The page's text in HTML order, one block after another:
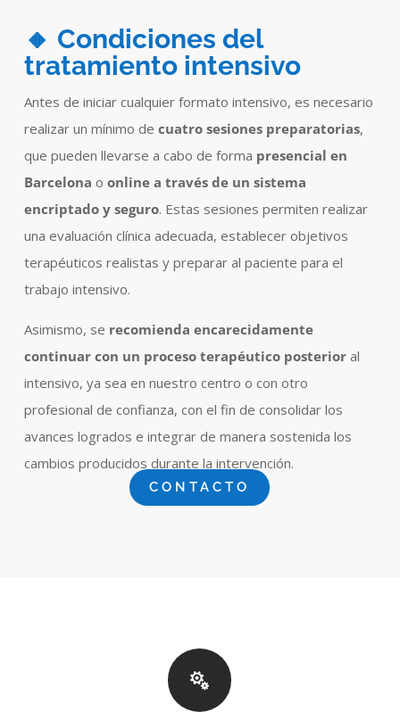
🔸 Condiciones del
tratamiento intensivo
Antes de iniciar cualquier formato intensivo, es necesario
realizar un mínimo de cuatro sesiones preparatorias,
que pueden llevarse a cabo de forma presencial en
Barcelona o online a través de un sistema
encriptado y seguro. Estas sesiones permiten realizar
una evaluación clínica adecuada, establecer objetivos
terapéuticos realistas y preparar al paciente para el
trabajo intensivo.
Asimismo, se recomienda encarecidamente
continuar con un proceso terapéutico posterioral
intensivo, ya sea en nuestro centro o con otro
profesional de confianza, con el fin de consolidar los
avances logrados e integrar de manera sostenida los
cambios producidos durante la intervención.
CONTACTO
